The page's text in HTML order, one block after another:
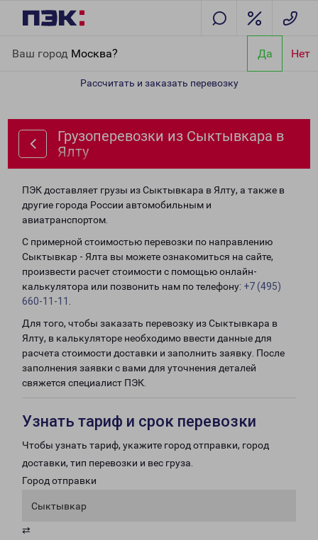
Ваш город Москва? Да Нет
Рассчитать и заказать перевозку
Грузоперевозки из Сыктывкара в
Ялту
ПЭК доставляет грузы из Сыктывкара в Ялту, а также в
другие города России автомобильным и
авиатранспортом.
С примерной стоимостью перевозки по направлению
Сыктывкар - Ялта вы можете ознакомиться на сайте,
произвести расчет стоимости с помощью онлайн-
калькулятора или позвонить нам по телефону: +7 (495)
660-11-11
Для того, чтобы заказать перевозку из Сыктывкара в
Ялту, в калькуляторе необходимо ввести данные для
расчета стоимости доставки и заполнить заявку. После
заполнения заявки с вами для уточнения деталей
свяжется специалист ПЭК.
Узнать тариф и срок перевозки
Чтобы узнать тариф, укажите город отправки, город
доставки, тип перевозки и вес груза.
Город отправки
Сыктывкар
⇄